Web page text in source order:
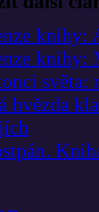
knihy:
knihy:
světa:
hvězda